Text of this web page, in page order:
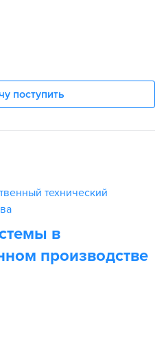
поступить
технический
в
производстве